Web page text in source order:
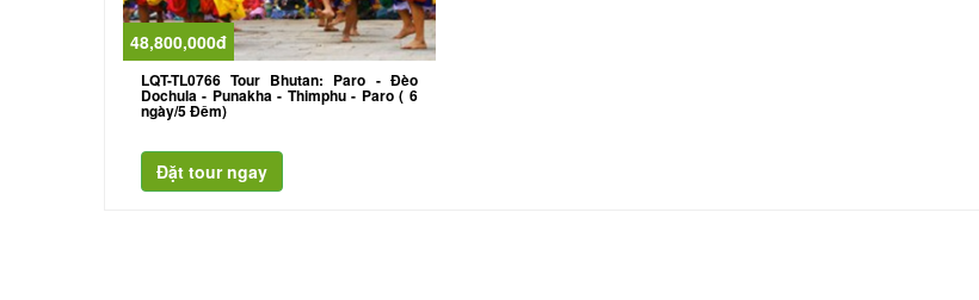
48,800,000đ
LQT-TL0766 Tour Bhutan: Paro - Đèo
Dochula - Punakha - Thimphu - Paro ( 6
ngày/5 Đêm)